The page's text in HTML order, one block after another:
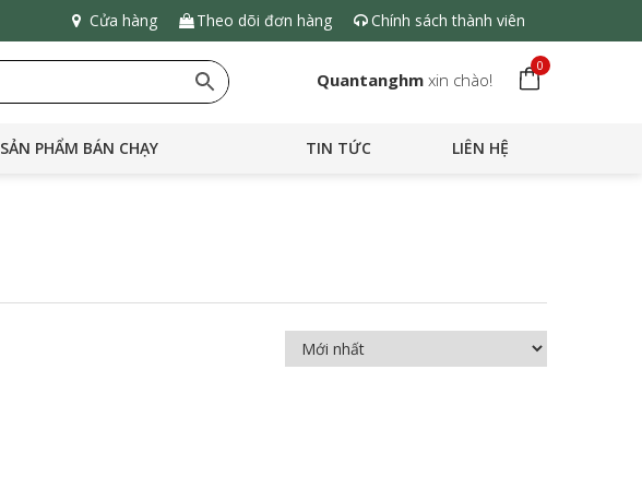
Cửa hàng Theo dõi đơn hàng Chính sách thành viên
Quantanghm xin chào!
0
SẢN PHẨM BÁN CHẠY TIN TỨC LIÊN HỆ